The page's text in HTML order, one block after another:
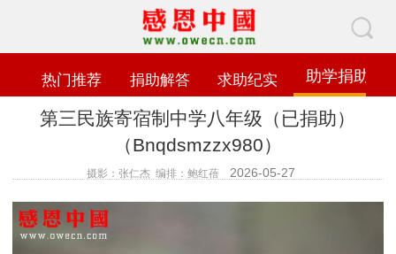
热门推荐 捐助解答 求助纪实 助学捐助
第三民族寄宿制中学八年级（已捐助）
（Bnqdsmzzx980）
摄影：张仁杰 编排：鲍红蓓 2026-05-27